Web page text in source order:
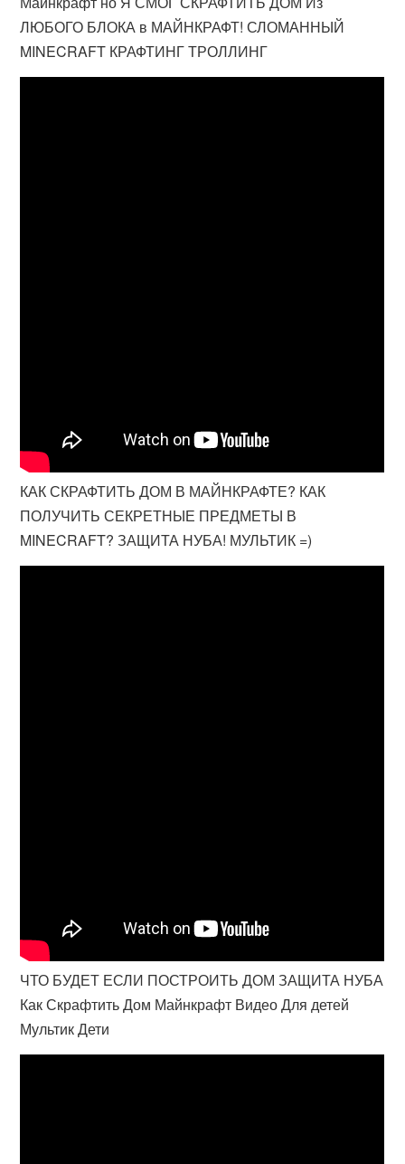
ЛЮБОГО БЛОКА в МАЙНКРАФТ! СЛОМАННЫЙ
MINECRAFT КРАФТИНГ ТРОЛЛИНГ
КАК СКРАФТИТЬ ДОМ В МАЙНКРАФТЕ? КАК
ПОЛУЧИТЬ СЕКРЕТНЫЕ ПРЕДМЕТЫ В
MINECRAFT? ЗАЩИТА НУБА! МУЛЬТИК =)
ЧТО БУДЕТ ЕСЛИ ПОСТРОИТЬ ДОМ ЗАЩИТА НУБА
Как Скрафтить Дом Майнкрафт Видео Для детей
Мультик Дети